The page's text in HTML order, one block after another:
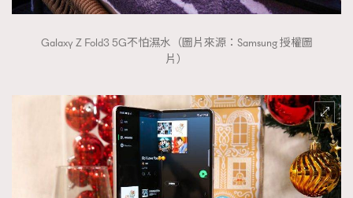
Galaxy Z Fold3 5G不怕濕水（圖片來源：Samsung 授權圖
片）